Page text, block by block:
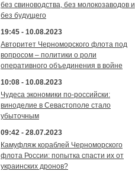
без свиноводства, без молокозаводов и
без будущего
19:45 - 10.08.2023
Авторитет Черноморского флота под
вопросом – политики о роли
оперативного объединения в войне
10:08 - 10.08.2023
Чудеса экономики по-российски:
виноделие в Севастополе стало
убыточным
09:42 - 28.07.2023
Камуфляж кораблей Черноморского
флота России: попытка спасти их от
украинских дронов?